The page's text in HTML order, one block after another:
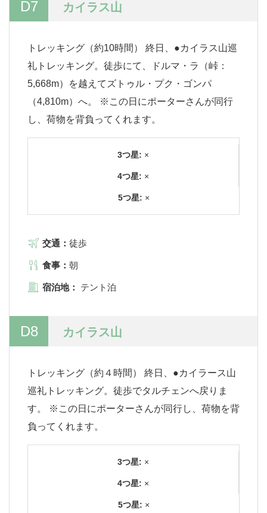
D7 カイラス山
トレッキング（約10時間） 終日、●カイラス山巡
礼トレッキング。徒歩にて、ドルマ・ラ（峠：
5,668m）を越えてズトゥル・プク・ゴンパ
（4,810m）へ。 ※この日にポーターさんが同行
し、荷物を背負ってくれます。
3つ星: ×
4つ星: ×
5つ星: ×
交通： 徒歩
食事： 朝
宿泊地： テント泊
D8 カイラス山
トレッキング（約４時間） 終日、●カイラース山
巡礼トレッキング。徒歩でタルチェンへ戻りま
す。 ※この日にポーターさんが同行し、荷物を背
負ってくれます。
3つ星: ×
4つ星: ×
5つ星: ×